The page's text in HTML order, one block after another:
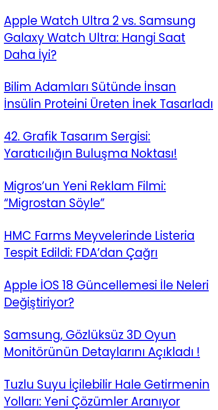
Apple Watch Ultra 2 vs. Samsung
Galaxy Watch Ultra: Hangi Saat
Daha İyi?
Bilim Adamları Sütünde İnsan
İnsülin Proteini Üreten İnek Tasarladı
42. Grafik Tasarım Sergisi:
Yaratıcılığın Buluşma Noktası!
Migros’un Yeni Reklam Filmi:
“Migrostan Söyle”
HMC Farms Meyvelerinde Listeria
Tespit Edildi: FDA’dan Çağrı
Apple İOS 18 Güncellemesi İle Neleri
Değiştiriyor?
Samsung, Gözlüksüz 3D Oyun
Monitörünün Detaylarını Açıkladı !
Tuzlu Suyu İçilebilir Hale Getirmenin
Yolları: Yeni Çözümler Aranıyor